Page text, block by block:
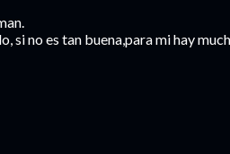
si no es tan buena,para mi hay